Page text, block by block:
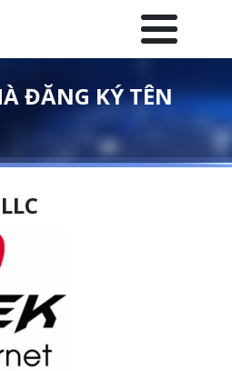
website
ĐĂNG KÝ TÊN